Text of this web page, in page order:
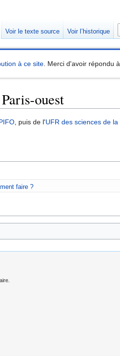
à ce site . Merci d'avoir répondu
ouest
, puis de l'UFR des sciences de
faire ?
Voir le texte source Voir l’historique